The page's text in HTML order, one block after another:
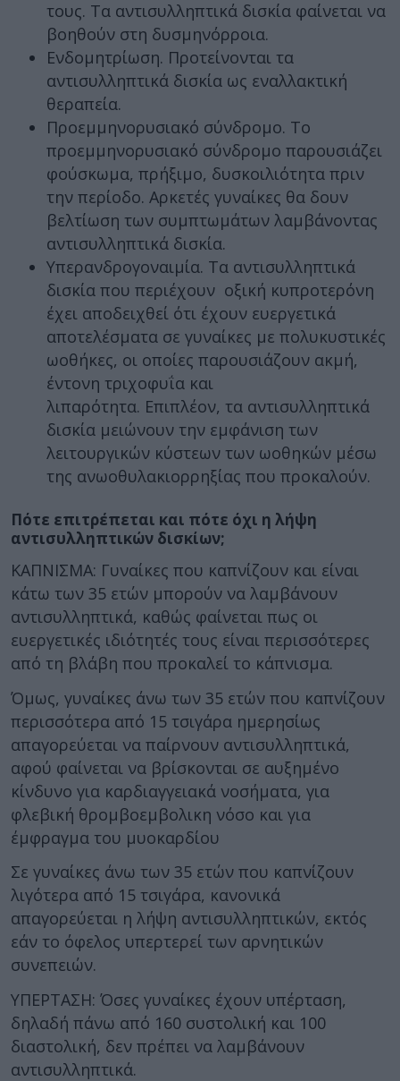
τους. Τα αντισυλληπτικά δισκία φαίνεται να
βοηθούν στη δυσμηνόρροια.
Ενδομητρίωση. Προτείνονται τα
αντισυλληπτικά δισκία ως εναλλακτική
θεραπεία.
Προεμμηνορυσιακό σύνδρομο. Το
προεμμηνορυσιακό σύνδρομο παρουσιάζει
φούσκωμα, πρήξιμο, δυσκοιλιότητα πριν
την περίοδο. Αρκετές γυναίκες θα δουν
βελτίωση των συμπτωμάτων λαμβάνοντας
αντισυλληπτικά δισκία.
Υπερανδρογοναιμία. Τα αντισυλληπτικά
δισκία που περιέχουν οξική κυπροτερόνη
έχει αποδειχθεί ότι έχουν ευεργετικά
αποτελέσματα σε γυναίκες με πολυκυστικές
ωοθήκες, οι οποίες παρουσιάζουν ακμή,
έντονη τριχοφυΐα και
λιπαρότητα. Επιπλέον, τα αντισυλληπτικά
δισκία μειώνουν την εμφάνιση των
λειτουργικών κύστεων των ωοθηκών μέσω
της ανωοθυλακιορρηξίας που προκαλούν.
Πότε επιτρέπεται και πότε όχι η λήψη
αντισυλληπτικών δισκίων;
ΚΑΠΝΙΣΜΑ: Γυναίκες που καπνίζουν και είναι
κάτω των 35 ετών μπορούν να λαμβάνουν
αντισυλληπτικά, καθώς φαίνεται πως οι
ευεργετικές ιδιότητές τους είναι περισσότερες
από τη βλάβη που προκαλεί το κάπνισμα.
Όμως, γυναίκες άνω των 35 ετών που καπνίζουν
περισσότερα από 15 τσιγάρα ημερησίως
απαγορεύεται να παίρνουν αντισυλληπτικά,
αφού φαίνεται να βρίσκονται σε αυξημένο
κίνδυνο για καρδιαγγειακά νοσήματα, για
φλεβική θρομβοεμβολικη νόσο και για
έμφραγμα του μυοκαρδίου
Σε γυναίκες άνω των 35 ετών που καπνίζουν
λιγότερα από 15 τσιγάρα, κανονικά
απαγορεύεται η λήψη αντισυλληπτικών, εκτός
εάν το όφελος υπερτερεί των αρνητικών
συνεπειών.
ΥΠΕΡΤΑΣΗ: Όσες γυναίκες έχουν υπέρταση,
δηλαδή πάνω από 160 συστολική και 100
διαστολική, δεν πρέπει να λαμβάνουν
αντισυλληπτικά.